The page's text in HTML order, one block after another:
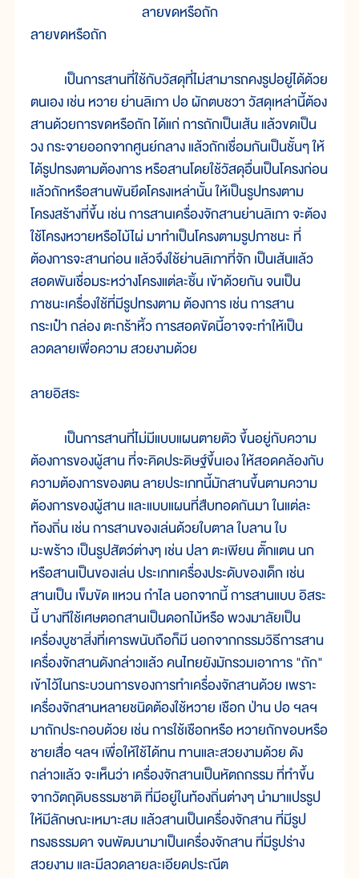
ลายขดหรือถัก
ลายขดหรือถัก
เป็นการสานที่ใช้กับวัสดุที่ไม่สามารถคงรูปอยู่ได้ด้วย
ตนเอง เช่น หวาย ย่านลิเภา ปอ ผักตบชวา วัสดุเหล่านี้ต้อง
สานด้วยการขดหรือถัก ได้แก่ การถักเป็นเส้น แล้วขดเป็น
วง กระจายออกจากศูนย์กลาง แล้วถักเชื่อมกันเป็นชั้นๆ ให้
ได้รูปทรงตามต้องการ หรือสานโดยใช้วัสดุอื่นเป็นโครงก่อน
แล้วถักหรือสานพันยึดโครงเหล่านั้น ให้เป็นรูปทรงตาม
โครงสร้างที่ขึ้น เช่น การสานเครื่องจักสานย่านลิเภา จะต้อง
ใช้โครงหวายหรือไม้ไผ่ มาทำเป็นโครงตามรูปภาชนะ ที่
ต้องการจะสานก่อน แล้วจึงใช้ย่านลิเภาที่จัก เป็นเส้นแล้ว
สอดพันเชื่อมระหว่างโครงแต่ละชิ้น เข้าด้วยกัน จนเป็น
ภาชนะเครื่องใช้ที่มีรูปทรงตาม ต้องการ เช่น การสาน
กระเป๋า กล่อง ตะกร้าหิ้ว การสอดขัดนี้อาจจะทำให้เป็น
ลวดลายเพื่อความ สวยงามด้วย
ลายอิสระ
เป็นการสานที่ไม่มีแบบแผนตายตัว ขึ้นอยู่กับความ
ต้องการของผู้สาน ที่จะคิดประดิษฐ์ขึ้นเอง ให้สอดคล้องกับ
ความต้องการของตน ลายประเภทนี้มักสานขึ้นตามความ
ต้องการของผู้สาน และแบบแผนที่สืบทอดกันมา ในแต่ละ
ท้องถิ่น เช่น การสานของเล่นด้วยใบตาล ใบลาน ใบ
มะพร้าว เป็นรูปสัตว์ต่างๆ เช่น ปลา ตะเพียน ตั๊กแตน นก
หรือสานเป็นของเล่น ประเภทเครื่องประดับของเด็ก เช่น
สานเป็น เข็มขัด แหวน กำไล นอกจากนี้ การสานแบบ อิสระ
นี้ บางทีใช้เศษตอกสานเป็นดอกไม้หรือ พวงมาลัยเป็น
เครื่องบูชาสิ่งที่เคารพนับถือก็มี นอกจากกรรมวิธีการสาน
เครื่องจักสานดังกล่าวแล้ว คนไทยยังมักรวมเอาการ "ถัก"
เข้าไว้ในกระบวนการของการทำเครื่องจักสานด้วย เพราะ
เครื่องจักสานหลายชนิดต้องใช้หวาย เชือก ป่าน ปอ ฯลฯ
มาถักประกอบด้วย เช่น การใช้เชือกหรือ หวายถักขอบหรือ
ชายเสื่อ ฯลฯ เพื่อให้ใช้ได้ทน ทานและสวยงามด้วย ดัง
กล่าวแล้ว จะเห็นว่า เครื่องจักสานเป็นหัตถกรรม ที่ทำขึ้น
จากวัตถุดิบธรรมชาติ ที่มีอยู่ในท้องถิ่นต่างๆ นำมาแปรรูป
ให้มีลักษณะเหมาะสม แล้วสานเป็นเครื่องจักสาน ที่มีรูป
ทรงธรรมดา จนพัฒนามาเป็นเครื่องจักสาน ที่มีรูปร่าง
สวยงาม และมีลวดลายละเอียดประณีต